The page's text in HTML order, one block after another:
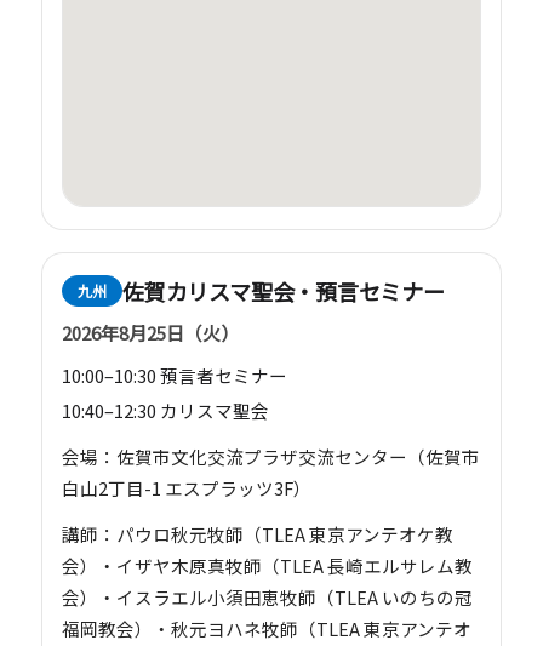
九州 佐賀カリスマ聖会・預言セミナー
2026年8月25日（火）
10:00–10:30 預言者セミナー
10:40–12:30 カリスマ聖会
会場：佐賀市文化交流プラザ交流センター（佐賀市
白山2丁目-1 エスプラッツ3F）
講師：パウロ秋元牧師（TLEA 東京アンテオケ教
会）・イザヤ木原真牧師（TLEA 長崎エルサレム教
会）・イスラエル小須田恵牧師（TLEA いのちの冠
福岡教会）・秋元ヨハネ牧師（TLEA 東京アンテオ